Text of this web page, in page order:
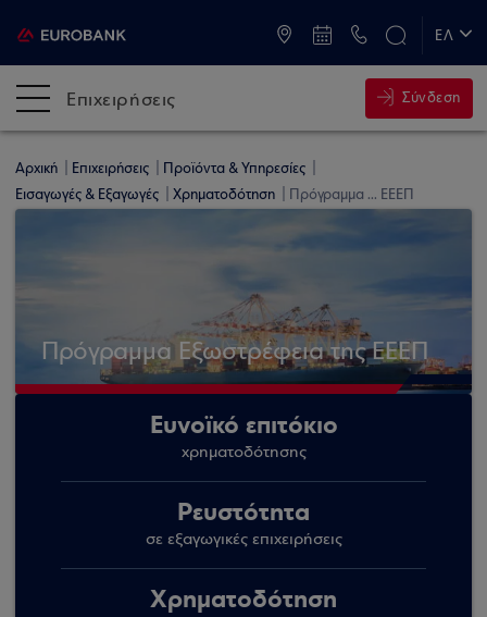
ΕΛ
Επιχειρήσεις Σύνδεση
Αρχική Επιχειρήσεις
Προϊόντα & Υπηρεσίες
Εισαγωγές & Εξαγωγές
Χρηματοδότηση Πρόγραμμα ... ΕΕΕΠ
Πρόγραμμα Εξωστρέφεια της ΕΕΕΠ
Ευνοϊκό επιτόκιο
χρηματοδότησης
Ρευστότητα
σε εξαγωγικές επιχειρήσεις
Χρηματοδότηση